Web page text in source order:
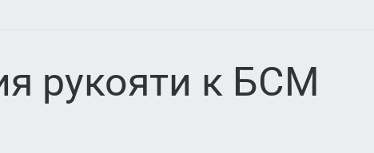
рукояти к БСМ